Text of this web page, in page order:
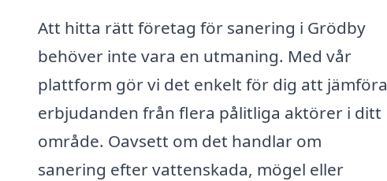
Att hitta rätt företag för sanering i Grödby
behöver inte vara en utmaning. Med vår
plattform gör vi det enkelt för dig att jämföra
erbjudanden från flera pålitliga aktörer i ditt
område. Oavsett om det handlar om
sanering efter vattenskada, mögel eller